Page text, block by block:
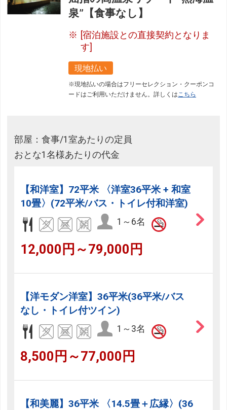
泉”【食事なし】
[宿泊施設との直接契約となりま
す]
現地払い
※現地払いの場合はフリーセレクション・クーポンコ
ードはご利用いただけません。詳しくは こちら
部屋：食事/1室あたりの定員
おとな1名様あたりの代金
【和洋室】72平米 〈洋室36平米 + 和室
10畳〉(72平米/バス・トイレ付和洋室)
1～6名
12,000円～79,000円
【洋モダン洋室】36平米(36平米/バス
なし・トイレ付ツイン)
1～3名
8,500円～77,000円
【和美麗】36平米 〈14.5畳＋広縁〉(36